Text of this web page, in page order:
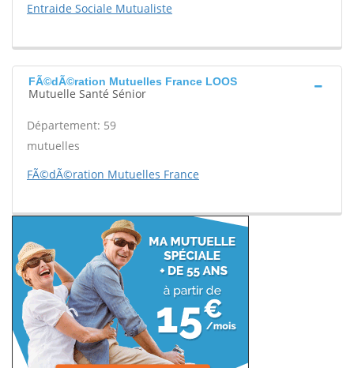
Entraide Sociale Mutualiste
FÃ©dÃ©ration Mutuelles France LOOS
Mutuelle Santé Sénior
Département: 59
mutuelles
FÃ©dÃ©ration Mutuelles France